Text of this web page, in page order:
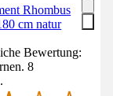
Rhombus
cm natur
Bewertung:
8